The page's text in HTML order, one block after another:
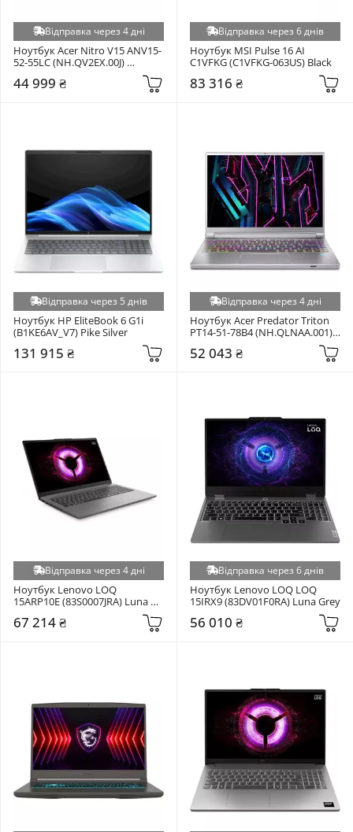
Відправка через 4 дні
Ноутбук Acer Nitro V15 ANV15-
52-55LC (NH.QV2EX.00J)
44 999 ₴
Відправка через 6 днів
Ноутбук MSI Pulse 16 AI
C1VFKG (C1VFKG-063US) Black
83 316 ₴
Відправка через 5 днів
Ноутбук HP EliteBook 6 G1i
(B1KE6AV_V7) Pike Silver
131 915 ₴
Відправка через 4 дні
Ноутбук Acer Predator Triton
PT14-51-78B4 (NH.QLNAA.001)
52 043 ₴
Відправка через 4 дні
Ноутбук Lenovo LOQ
15ARP10E (83S0007JRA) Luna
67 214 ₴
Відправка через 6 днів
Ноутбук Lenovo LOQ LOQ
15IRX9 (83DV01F0RA) Luna Grey
56 010 ₴